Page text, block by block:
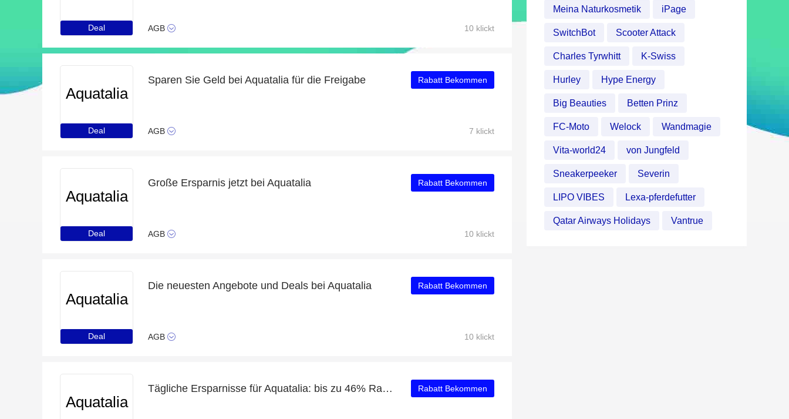
Deal AGB 10 klickt
Aquatalia
Deal
Sparen Sie Geld bei Aquatalia für die Freigabe
AGB
Rabatt Bekommen
7 klickt
Aquatalia
Deal
Große Ersparnis jetzt bei Aquatalia
AGB
Rabatt Bekommen
10 klickt
Aquatalia
Deal
Die neuesten Angebote und Deals bei Aquatalia
AGB
Rabatt Bekommen
10 klickt
Aquatalia
Tägliche Ersparnisse für Aquatalia: bis zu 46% Rabatt + kostenlose Geschenke und mehr Rabatt Bekommen
Meina Naturkosmetik iPage
SwitchBot Scooter Attack
Charles Tyrwhitt K-Swiss
Hurley Hype Energy
Big Beauties Betten Prinz
FC-Moto Welock Wandmagie
Vita-world24 von Jungfeld
Sneakerpeeker Severin
LIPO VIBES Lexa-pferdefutter
Qatar Airways Holidays Vantrue